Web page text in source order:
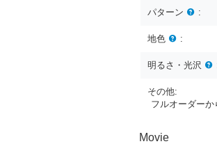
パターン :
地色 :
明るさ・光沢
その他:
フルオーダー
Movie